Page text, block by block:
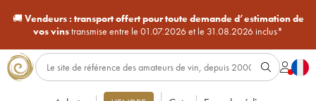
🚚Vendeurs : transport offert pour toute demande d’estimation de
vos vinstransmise entre le 01.07.2026 et le 31.08.2026 inclus*